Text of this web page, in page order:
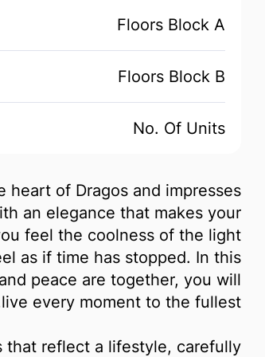
Floors Block A
Floors Block B
No. Of Units
heart of Dragos and impresses
an elegance that makes your
feel the coolness of the light
as if time has stopped. In this
peace are together, you will
live every moment to the fullest.
that reflect a lifestyle, carefully